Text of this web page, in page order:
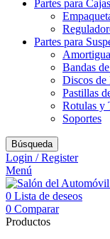
Partes para
Partes para
Bandas
Discos de
Pastillas
Rotulas y
Soportes
Búsqueda
Login / Register
Menú
0 Lista de deseos
0 Comparar
Productos